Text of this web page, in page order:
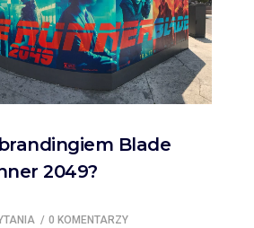
Blade
2049?
0 KOMENTARZY